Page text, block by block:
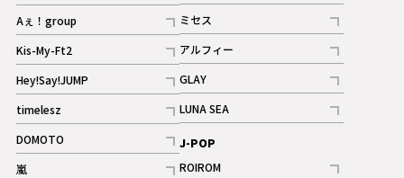
記事
Aぇ！group
記事
Kis-My-Ft2
記事
ギャラリー
Hey!Say!JUMP
記事
timelesz
記事
DOMOTO
記事
嵐
記事
ミセス
記事
アルフィー
記事
GLAY
記事
LUNA SEA
記事
J-POP
ROIROM